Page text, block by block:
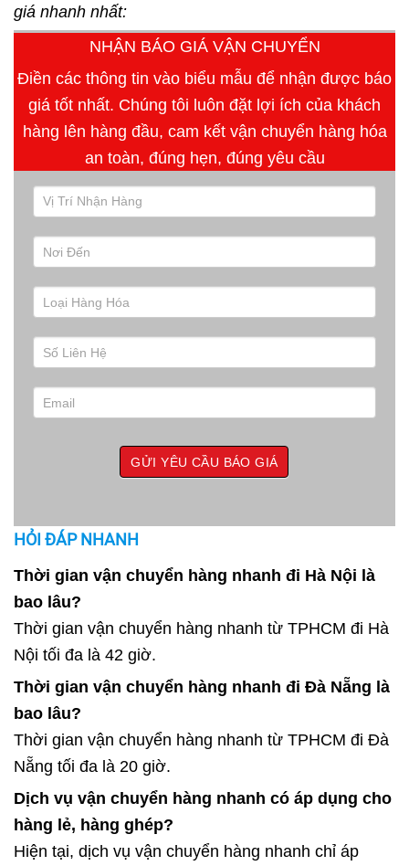
giá nhanh nhất:
NHẬN BÁO GIÁ VẬN CHUYỂN
Điền các thông tin vào biểu mẫu để nhận được báo
giá tốt nhất. Chúng tôi luôn đặt lợi ích của khách
hàng lên hàng đầu, cam kết vận chuyển hàng hóa
an toàn, đúng hẹn, đúng yêu cầu
HỎI ĐÁP NHANH
Thời gian vận chuyển hàng nhanh đi Hà Nội là
bao lâu?
Thời gian vận chuyển hàng nhanh từ TPHCM đi Hà
Nội tối đa là 42 giờ.
Thời gian vận chuyển hàng nhanh đi Đà Nẵng là
bao lâu?
Thời gian vận chuyển hàng nhanh từ TPHCM đi Đà
Nẵng tối đa là 20 giờ.
Dịch vụ vận chuyển hàng nhanh có áp dụng cho
hàng lẻ, hàng ghép?
Hiện tại, dịch vụ vận chuyển hàng nhanh chỉ áp